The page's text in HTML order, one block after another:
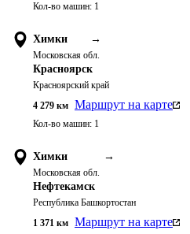
Кол-во машин: 1
Химки →
Московская обл.
Красноярск
Красноярский край
4 279 км Маршрут на карте
Кол-во машин: 1
Химки →
Московская обл.
Нефтекамск
Республика Башкортостан
1 371 км Маршрут на карте